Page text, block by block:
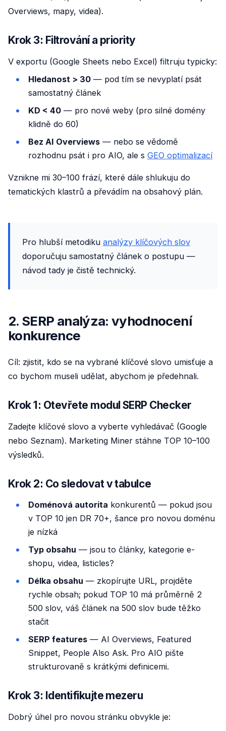
Overviews, mapy, videa).
Krok 3: Filtrování a priority
V exportu (Google Sheets nebo Excel) filtruju typicky:
Hledanost > 30 — pod tím se nevyplatí psát
samostatný článek
KD < 40 — pro nové weby (pro silné domény
klidně do 60)
Bez AI Overviews — nebo se vědomě
rozhodnu psát i pro AIO, ale s GEO optimalizací
Vznikne mi 30–100 frází, které dále shlukuju do
tematických klastrů a převádím na obsahový plán.
Pro hlubší metodiku analýzy klíčových slov
doporučuju samostatný článek o postupu —
návod tady je čistě technický.
2. SERP analýza: vyhodnocení
konkurence
Cíl: zjistit, kdo se na vybrané klíčové slovo umisťuje a
co bychom museli udělat, abychom je předehnali.
Krok 1: Otevřete modul SERP Checker
Zadejte klíčové slovo a vyberte vyhledávač (Google
nebo Seznam). Marketing Miner stáhne TOP 10–100
výsledků.
Krok 2: Co sledovat v tabulce
Doménová autorita konkurentů — pokud jsou
v TOP 10 jen DR 70+, šance pro novou doménu
je nízká
Typ obsahu — jsou to články, kategorie e-
shopu, videa, listicles?
Délka obsahu — zkopírujte URL, projděte
rychle obsah; pokud TOP 10 má průměrně 2
500 slov, váš článek na 500 slov bude těžko
stačit
SERP features — AI Overviews, Featured
Snippet, People Also Ask. Pro AIO pište
strukturovaně s krátkými definicemi.
Krok 3: Identifikujte mezeru
Dobrý úhel pro novou stránku obvykle je: